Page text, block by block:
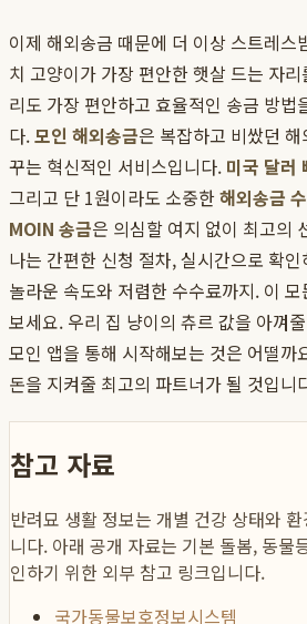
이제 해외송금 때문에 더 이상 스트레스
치 고양이가 가장 편안한 햇살 드는 자
리도 가장 편안하고 효율적인 송금 방법
다.모인 해외송금은 복잡하고 비쌌던
꾸는 혁신적인 서비스입니다. 미국 달러
그리고 단 1원이라도 소중한해외송금
MOIN 송금은 의심할 여지 없이 최고의
나는 간편한 신청 절차, 실시간으로 확
놀라운 속도와 저렴한 수수료까지. 이
보세요. 우리 집 냥이의 츄르 값을 아껴
모인 앱을 통해 시작해보는 것은 어떨까
돈을 지켜줄 최고의 파트너가 될 것입니
참고 자료
반려묘 생활 정보는 개별 건강 상태와
니다. 아래 공개 자료는 기본 돌봄, 동물
인하기 위한 외부 참고 링크입니다.
국가동물보호정보시스템